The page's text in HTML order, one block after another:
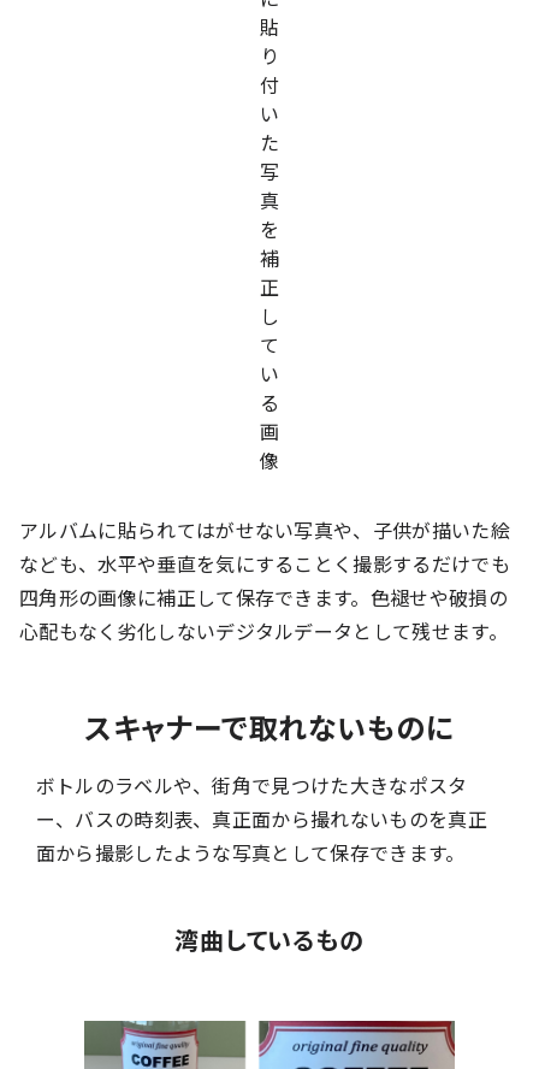
アルバムに貼られてはがせない写真や、子供が描いた絵
なども、水平や垂直を気にすることく撮影するだけでも
四角形の画像に補正して保存できます。色褪せや破損の
心配もなく劣化しないデジタルデータとして残せます。
スキャナーで取れないものに
ボトルのラベルや、街角で見つけた大きなポスタ
ー、バスの時刻表、真正面から撮れないものを真正
面から撮影したような写真として保存できます。
湾曲しているもの